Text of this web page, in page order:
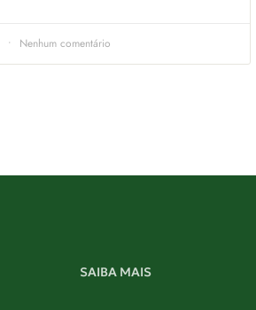
Nenhum comentário
SAIBA MAIS